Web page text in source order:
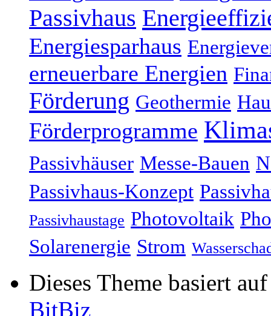
Passivhaus
Energiesparhaus
erneuerbare Energien
Förderung Geothermie
Förderprogramme
Passivhäuser Messe-Bauen
Passivhaus-Konzept
Passivhaustage Photovoltaik
Solarenergie Strom
Dieses Theme basiert
BitBiz